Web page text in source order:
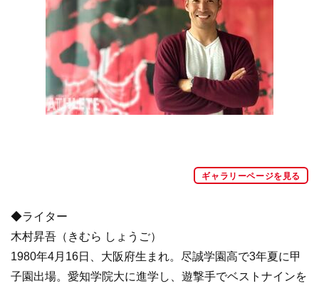
ギャラリーページを見る
◆ライター
木村昇吾（きむら しょうご）
1980年4月16日、大阪府生まれ。尽誠学園高で3年夏に甲
子園出場。愛知学院大に進学し、遊撃手でベストナインを